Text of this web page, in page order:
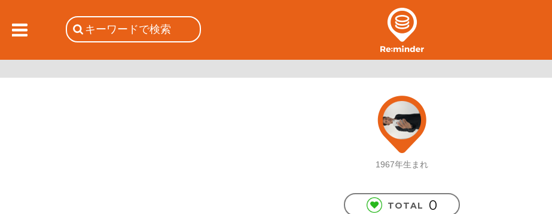
1967年生まれ
TOTAL 0